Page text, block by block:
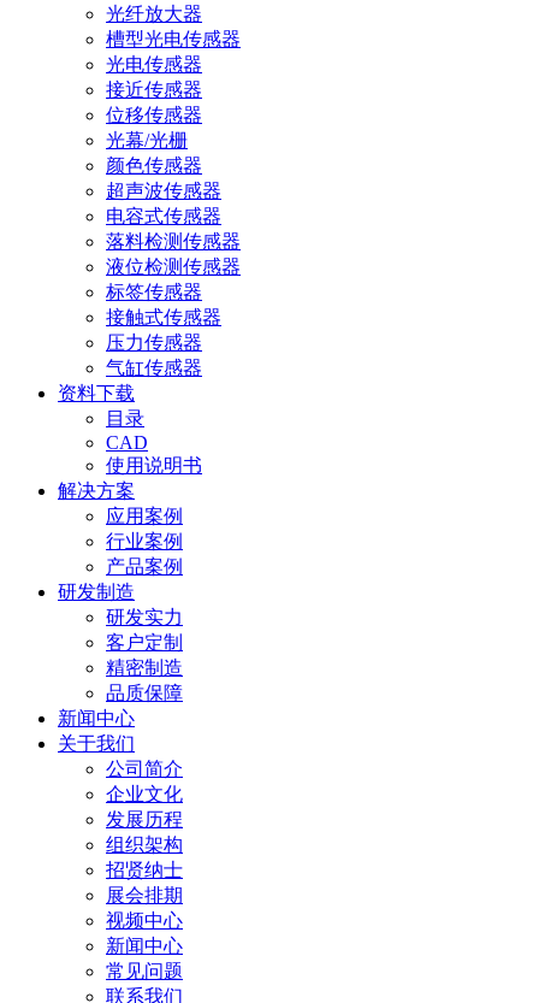
光纤放大器
槽型光电传感器
光电传感器
接近传感器
位移传感器
光幕/光栅
颜色传感器
超声波传感器
电容式传感器
落料检测传感器
液位检测传感器
标签传感器
接触式传感器
压力传感器
气缸传感器
资料下载
目录
CAD
使用说明书
解决方案
应用案例
行业案例
产品案例
研发制造
研发实力
客户定制
精密制造
品质保障
新闻中心
关于我们
公司简介
企业文化
发展历程
组织架构
招贤纳士
展会排期
视频中心
新闻中心
常见问题
联系我们